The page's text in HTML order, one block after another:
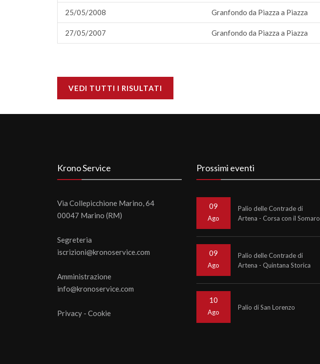
25/05/2008 Granfondo da Piazza a Piazza
27/05/2007 Granfondo da Piazza a Piazza
VEDI TUTTI I RISULTATI
Krono Service
Via Collepicchione Marino, 64
00047 Marino (RM)
Segreteria
iscrizioni@kronoservice.com
Amministrazione
info@kronoservice.com
Privacy - Cookie
Prossimi eventi
09
Ago
Palio delle Contrade di
Artena - Corsa con il Somaro
09
Ago
Palio delle Contrade di
Artena - Quintana Storica
10
Ago
Palio di San Lorenzo